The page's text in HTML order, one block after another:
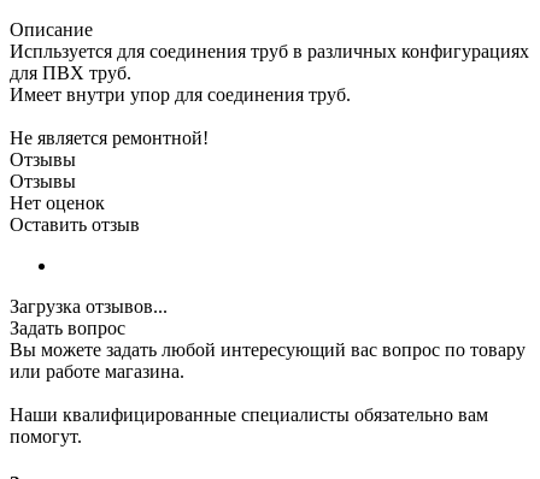
Описание
Испльзуется для соединения труб в различных конфигурациях
для ПВХ труб.
Имеет внутри упор для соединения труб.
Не является ремонтной!
Отзывы
Отзывы
Нет оценок
Оставить отзыв
Загрузка отзывов...
Задать вопрос
Вы можете задать любой интересующий вас вопрос по товару
или работе магазина.
Наши квалифицированные специалисты обязательно вам
помогут.